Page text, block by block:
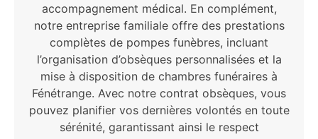
accompagnement médical. En complément,
notre entreprise familiale offre des prestations
complètes de pompes funèbres, incluant
l’organisation d’obsèques personnalisées et la
mise à disposition de chambres funéraires à
Fénétrange. Avec notre contrat obsèques, vous
pouvez planifier vos dernières volontés en toute
sérénité, garantissant ainsi le respect